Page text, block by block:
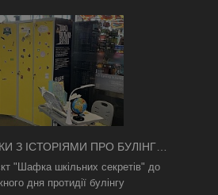
З ІСТОРІЯМИ ПРО БУЛІНГ
В КИЄВІ
"Шафка шкільних секретів" до
дня протидії булінгу